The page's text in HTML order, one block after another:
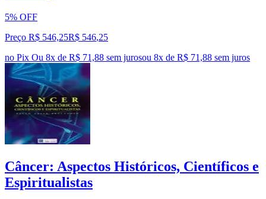
5% OFF
Preço R$ 546,25R$ 546,25
no Pix Ou 8x de R$ 71,88 sem jurosou 8x de R$ 71,88 sem juros
Câncer: Aspectos Históricos, Científicos e
Espiritualistas